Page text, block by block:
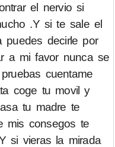
el nervio si
.Y si te sale el
decirle por
a mi favor nunca se
cuentame
coge tu movil y
tu madre te
mis consegos te
si vieras la mirada